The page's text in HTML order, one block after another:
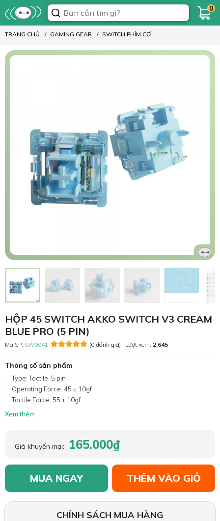
0
TRANG CHỦ GAMING GEAR SWITCH PHÍM CƠ
HỘP 45 SWITCH AKKO SWITCH V3 CREAM
BLUE PRO (5 PIN)
Mã SP: SW0041 (0 đánh giá) Lượt xem: 2.645
Thông số sản phẩm
Type: Tactile, 5 pin
Operating Force: 45 ± 10gf
Tactile Force: 55 ± 10gf
Xem thêm
Giá khuyến mại: 165.000₫
MUA NGAY THÊM VÀO GIỎ
CHÍNH SÁCH MUA HÀNG